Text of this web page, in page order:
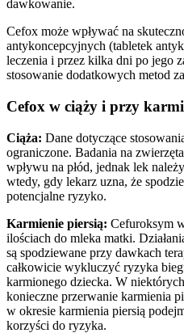
dawkowanie.
Cefox może wpływać na
antykoncepcyjnych (tabletek
leczenia i przez kilka dni po jego
stosowanie dodatkowych metod
Cefox w ciąży i przy
Ciąża: Dane dotyczące
ograniczone. Badania na
wpływu na płód, jednak lek
wtedy, gdy lekarz uzna, że
potencjalne ryzyko.
Karmienie piersią: Cefuroksym
ilościach do mleka matki.
są spodziewane przy dawkach
całkowicie wykluczyć ryzyka
karmionego dziecka. W
konieczne przerwanie karmienia
w okresie karmienia piersią
korzyści do ryzyka.